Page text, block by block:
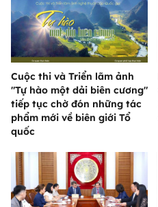
Cuộc thi và Triển lãm ảnh
"Tự hào một dải biên cương"
tiếp tục chờ đón những tác
phẩm mới về biên giới Tổ
quốc